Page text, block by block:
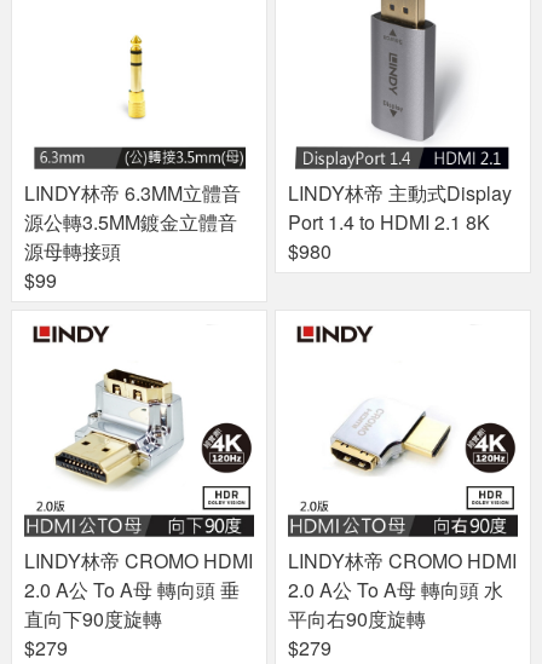
LINDY林帝 6.3MM立體音
源公轉3.5MM鍍金立體音
源母轉接頭
$99
LINDY林帝 主動式Display
Port 1.4 to HDMI 2.1 8K
$980
LINDY林帝 CROMO HDMI
2.0 A公 To A母 轉向頭 垂
直向下90度旋轉
$279
LINDY林帝 CROMO HDMI
2.0 A公 To A母 轉向頭 水
平向右90度旋轉
$279